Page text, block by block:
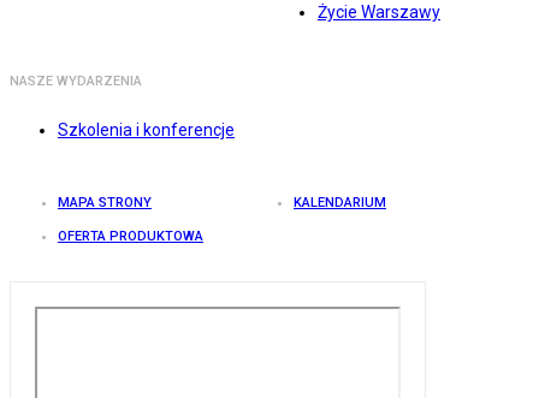
Życie Warszawy
NASZE WYDARZENIA
Szkolenia i konferencje
MAPA STRONY KALENDARIUM
OFERTA PRODUKTOWA